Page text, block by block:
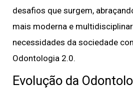
desafios que surgem,
mais moderna e
necessidades da sociedade
Odontologia 2.0.
Evolução da